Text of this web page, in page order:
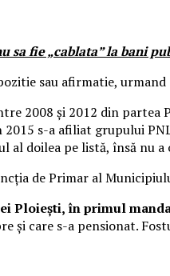
fie „cablata” la bani
sau afirmatie,
2008 şi 2012 din partea
s-a afiliat grupului
al doilea pe listă, însă nu
de Primar al
Ploiești, în primul
care s-a pensionat.